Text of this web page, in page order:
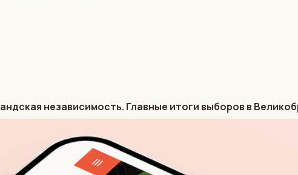
независимость. Главные итоги выборов в